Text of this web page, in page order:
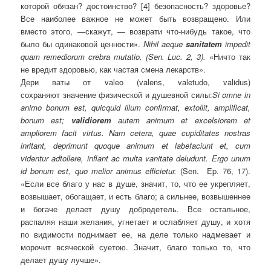
которой обязан? достоинство? [4] безопасность? здоровье?
Все наиболее важное не может быть возвращено. Или
вместо этого, —скажут, — возврати что-нибудь такое, что
было бы одинаковой ценности». Nihil aeque sanitatemimpedit
quam remediorum crebra mutatio. (Sen. Luc. 2, 3). «Ничто так
не вредит здоровью, как частая смена лекарств».
Дери ватыот valeo (valens, valetudo, validus)
сохраняют значениeфизической идушевной силы:Si omne in
animo bonum est, quicquid illum confirmat, extollit, amplificat,
bonum est; validioremautem animum et excelsiorem et
ampliorem facit virtus. Nam cetera, quae cupiditates nostras
inritant, deprimunt quoque animum et labefaciunt et, cum
videntur adtollere, inflant ac multa vanitate deludunt. Ergo unum
id bonum est, quo melior animus efficietur. (Sen. Ep. 76, 17).
«Если все благо у нас в душе, значит, то, что ее укрепляет,
возвышает, обогащает, и есть благо; а сильнее, возвышеннее
и богаче делает душу добродетель. Все остальное,
распаляя наши желания, угнетает и ослабляет душу, и хотя
по видимости поднимает ее, на деле только надмевает и
морочит всяческой суетою. Значит, благо только то, что
делает душу лучше».